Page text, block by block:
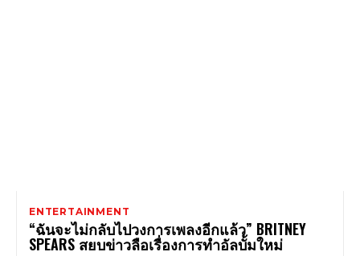
ENTERTAINMENT
“ฉันจะไม่กลับไปวงการเพลงอีกแล้ว” BRITNEY
SPEARS สยบข่าวลือเรื่องการทำอัลบั้มใหม่